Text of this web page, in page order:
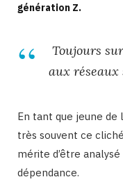
génération Z.
Toujours
aux
En tant que jeune de
très souvent ce
mérite d’être
dépendance.